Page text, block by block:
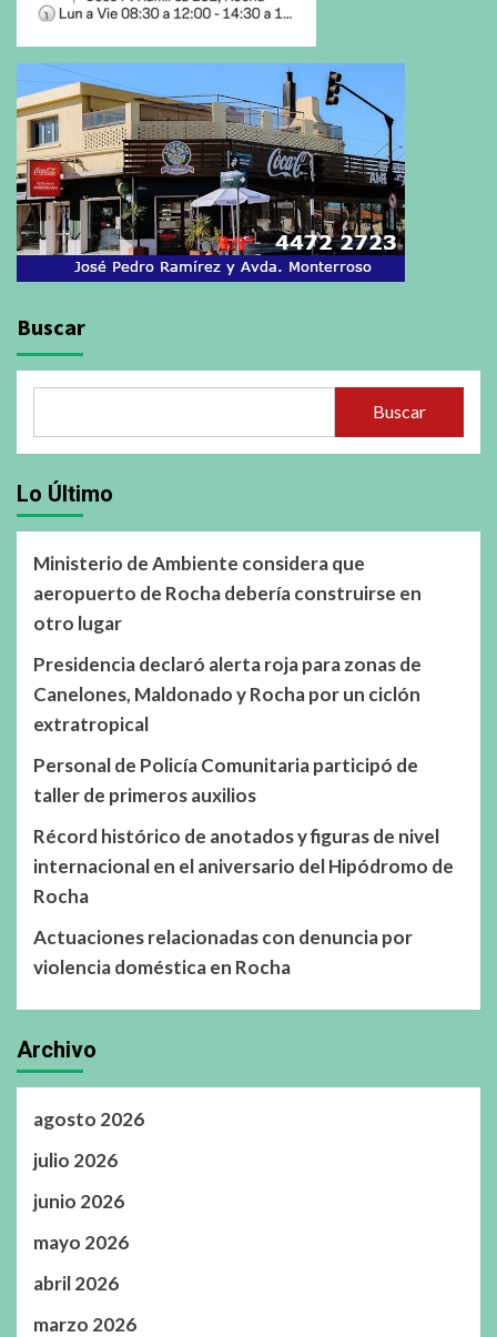
Buscar
Buscar
Lo Último
Ministerio de Ambiente considera que
aeropuerto de Rocha debería construirse en
otro lugar
Presidencia declaró alerta roja para zonas de
Canelones, Maldonado y Rocha por un ciclón
extratropical
Personal de Policía Comunitaria participó de
taller de primeros auxilios
Récord histórico de anotados y figuras de nivel
internacional en el aniversario del Hipódromo de
Rocha
Actuaciones relacionadas con denuncia por
violencia doméstica en Rocha
Archivo
agosto 2026
julio 2026
junio 2026
mayo 2026
abril 2026
marzo 2026